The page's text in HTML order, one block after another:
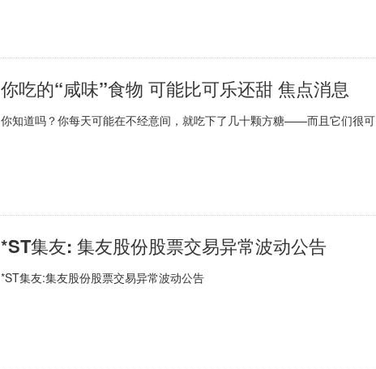
你吃的“咸味”食物 可能比可乐还甜 焦点消息
你知道吗？你每天可能在不经意间，就吃下了几十颗方糖——而且它们很可
*ST集友: 集友股份股票交易异常波动公告
*ST集友:集友股份股票交易异常波动公告